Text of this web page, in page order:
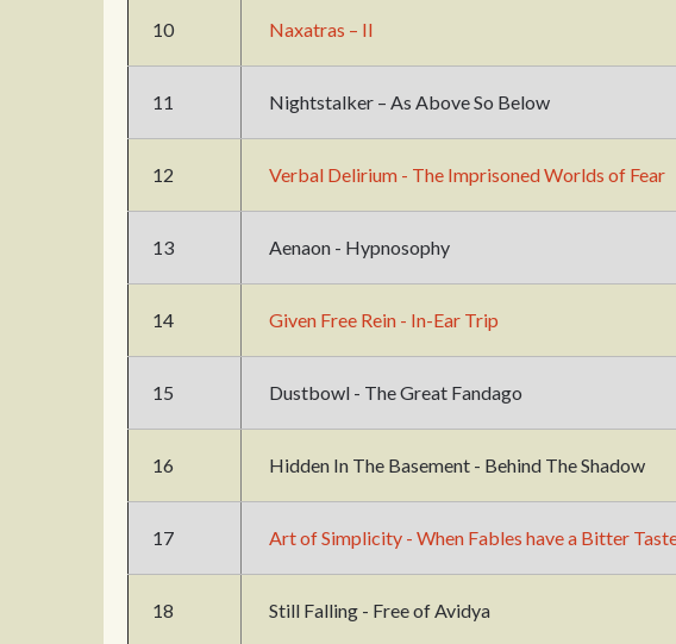
10 Naxatras – II
11 Nightstalker – As Above So Below
12 Verbal Delirium - The Imprisoned Worlds of Fear
13 Aenaon - Hypnosophy
14 Given Free Rein - In-Ear Trip
15 Dustbowl - The Great Fandago
16 Hidden In The Basement - Behind The Shadow
17 Art of Simplicity - When Fables have a Bitter
18 Still Falling - Free of Avidya